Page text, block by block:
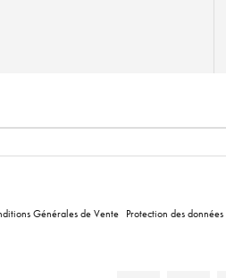
Générales de Vente Protection des données